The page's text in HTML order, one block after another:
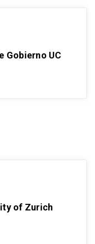
Gobierno UC
of Zurich